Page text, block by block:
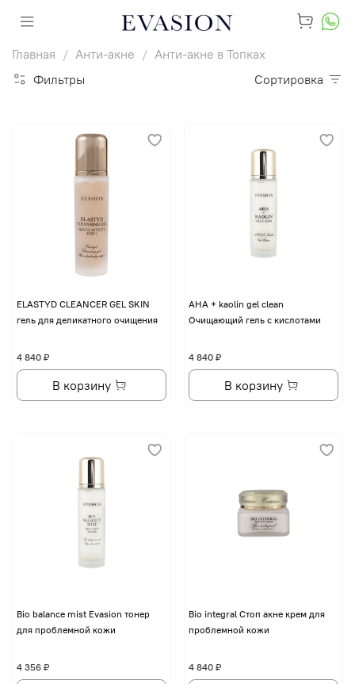
Главная Анти-акне
Анти-акне в Топках
Фильтры
Сортировка
ELASTYD CLEANCER GEL SKIN
гель для деликатного очищения
4 840 ₽
В корзину
AHA + kaolin gel clean
Очищающий гель с кислотами
4 840 ₽
В корзину
Bio balance mist Evasion тонер
для проблемной кожи
4 356 ₽
Bio integral Стоп акне крем для
проблемной кожи
4 840 ₽